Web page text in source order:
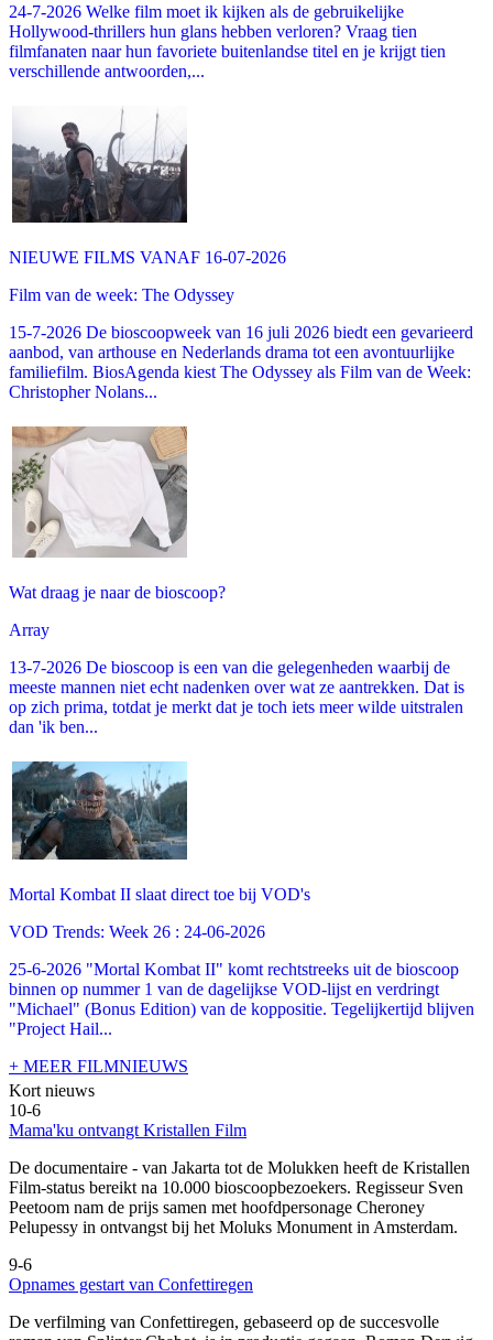
24-7-2026 Welke film moet ik kijken als de gebruikelijke
Hollywood-thrillers hun glans hebben verloren? Vraag tien
filmfanaten naar hun favoriete buitenlandse titel en je krijgt tien
verschillende antwoorden,...
NIEUWE FILMS VANAF 16-07-2026
Film van de week: The Odyssey
15-7-2026 De bioscoopweek van 16 juli 2026 biedt een gevarieerd
aanbod, van arthouse en Nederlands drama tot een avontuurlijke
familiefilm. BiosAgenda kiest The Odyssey als Film van de Week:
Christopher Nolans...
Wat draag je naar de bioscoop?
Array
13-7-2026 De bioscoop is een van die gelegenheden waarbij de
meeste mannen niet echt nadenken over wat ze aantrekken. Dat is
op zich prima, totdat je merkt dat je toch iets meer wilde uitstralen
dan 'ik ben...
Mortal Kombat II slaat direct toe bij VOD's
VOD Trends: Week 26 : 24-06-2026
25-6-2026 "Mortal Kombat II" komt rechtstreeks uit de bioscoop
binnen op nummer 1 van de dagelijkse VOD-lijst en verdringt
"Michael" (Bonus Edition) van de koppositie. Tegelijkertijd blijven
"Project Hail...
+ MEER FILMNIEUWS
Kort nieuws
10-6
Mama'ku ontvangt Kristallen Film
De documentaire - van Jakarta tot de Molukken heeft de Kristallen
Film-status bereikt na 10.000 bioscoopbezoekers. Regisseur Sven
Peetoom nam de prijs samen met hoofdpersonage Cheroney
Pelupessy in ontvangst bij het Moluks Monument in Amsterdam.
9-6
Opnames gestart van Confettiregen
De verfilming van Confettiregen, gebaseerd op de succesvolle